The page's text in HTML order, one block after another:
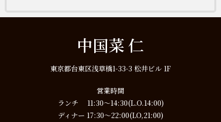
中国菜 仁
東京都台東区浅草橋1-33-3 松井ビル 1F
営業時間
ランチ 11:30～14:30(L.O.14:00)
ディナー 17:30～22:00(LO,21:00)